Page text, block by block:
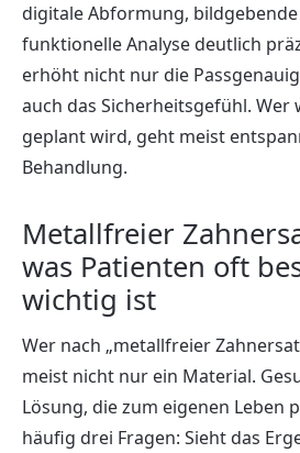
digitale Abformung,
funktionelle Analyse deutlich
erhöht nicht nur die
auch das Sicherheitsgefühl. Wer
geplant wird, geht meist
Behandlung.
Metallfreier
was Patienten oft
wichtig ist
Wer nach „metallfreier
meist nicht nur ein Material.
Lösung, die zum eigenen Leben
häufig drei Fragen: Sieht das